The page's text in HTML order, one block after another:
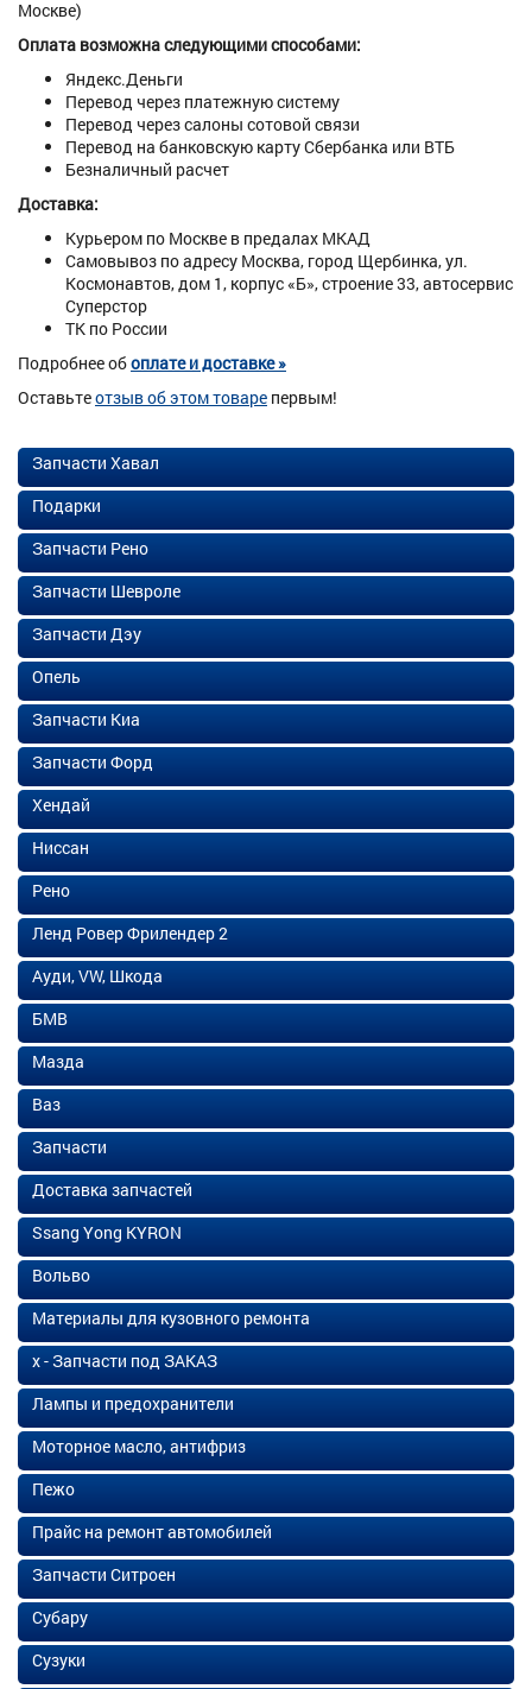
Москве)
Оплата возможна следующими способами:
Яндекс.Деньги
Перевод через платежную систему
Перевод через салоны сотовой связи
Перевод на банковскую карту Сбербанка или ВТБ
Безналичный расчет
Доставка:
Курьером по Москве в предалах МКАД
Самовывоз по адресу Москва, город Щербинка, ул.
Космонавтов, дом 1, корпус «Б», строение 33, автосервис
Суперстор
ТК по России
Подробнее обоплате и доставке »
Оставьтеотзыв об этом товаре первым!
Запчасти Хавал
Подарки
Запчасти Рено
Запчасти Шевроле
Запчасти Дэу
Опель
Запчасти Киа
Запчасти Форд
Хендай
Ниссан
Рено
Ленд Ровер Фрилендер 2
Ауди, VW, Шкода
БМВ
Мазда
Ваз
Запчасти
Доставка запчастей
Ssang Yong KYRON
Вольво
Материалы для кузовного ремонта
х - Запчасти под ЗАКАЗ
Лампы и предохранители
Моторное масло, антифриз
Пежо
Прайс на ремонт автомобилей
Запчасти Ситроен
Субару
Сузуки